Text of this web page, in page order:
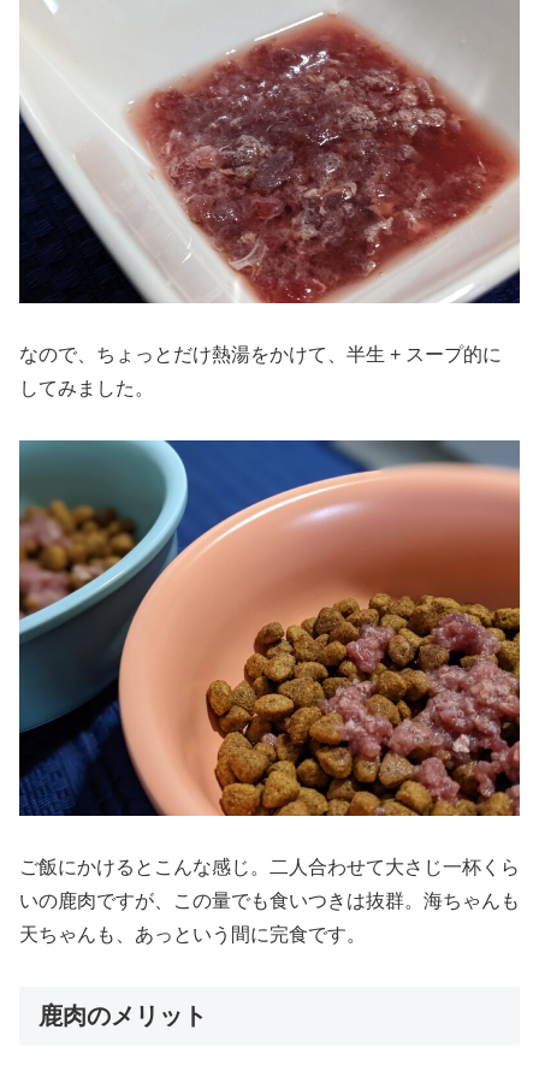
なので、ちょっとだけ熱湯をかけて、半生 + スープ的に
してみました。
ご飯にかけるとこんな感じ。二人合わせて大さじ一杯くら
いの鹿肉ですが、この量でも食いつきは抜群。海ちゃんも
天ちゃんも、あっという間に完食です。
鹿肉のメリット